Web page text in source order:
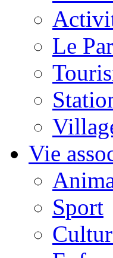
Le
Vie
Sport